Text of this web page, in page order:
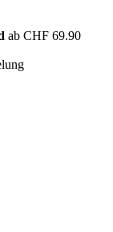
ab CHF 69.90